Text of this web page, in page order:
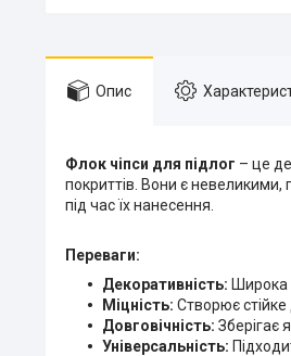
Опис
Флок чіпси для підлог – це
покриттів. Вони є невеликими,
під час їх нанесення.
Переваги:
Декоративність: Широка
Міцність: Створює
Довговічність: Зберігає
Універсальність: